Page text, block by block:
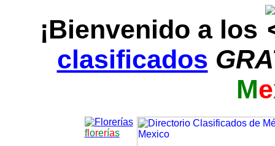
¡Bienvenido a los
clasificados
Me
florerías